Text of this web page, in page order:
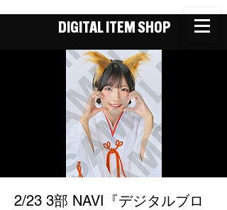
DIGITAL ITEM SHOP
2/23 3部 NAVI『デジタルブロ